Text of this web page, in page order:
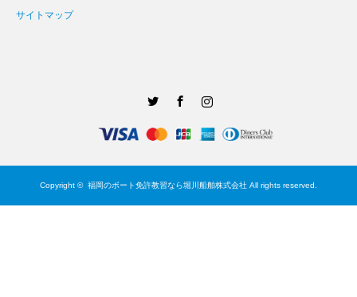
サイトマップ
Copyright © 福岡のボート免許教習なら堀川船舶株式会社 All rights reserved.